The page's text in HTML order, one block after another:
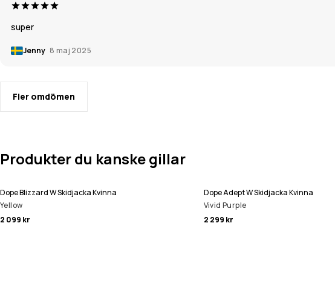
super
Jenny 8 maj 2025
Fler omdömen
Produkter du kanske gillar
Dope Blizzard W Skidjacka Kvinna
Yellow
2 099 kr
Dope Adept W Skidjacka Kvinna
Vivid Purple
2 299 kr